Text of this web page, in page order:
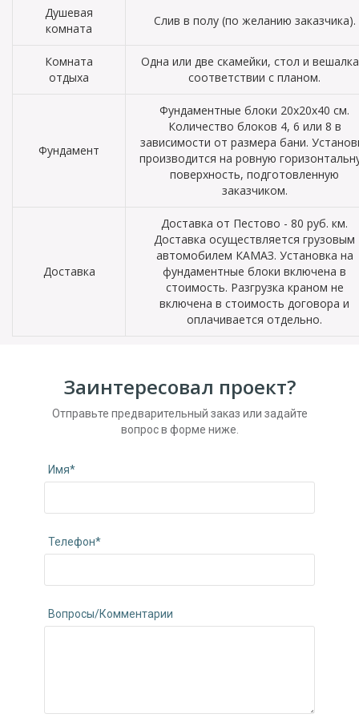
Душевая
комната
Слив в полу (по желанию заказчика).
Комната
отдыха
Одна или две скамейки, стол и
соответствии с планом.
Фундамент
Фундаментные блоки 20х20х40 см.
Количество блоков 4, 6 или 8 в
зависимости от размера бани.
производится на ровную
поверхность, подготовленную
заказчиком.
Доставка
Доставка от Пестово - 80 руб. км.
Доставка осуществляется грузовым
автомобилем КАМАЗ. Установка на
фундаментные блоки включена в
стоимость. Разгрузка краном не
включена в стоимость договора и
оплачивается отдельно.
Заинтересовал проект?
Отправьте предварительный заказ или задайте
вопрос в форме ниже.
Имя*
Телефон*
Вопросы/Комментарии